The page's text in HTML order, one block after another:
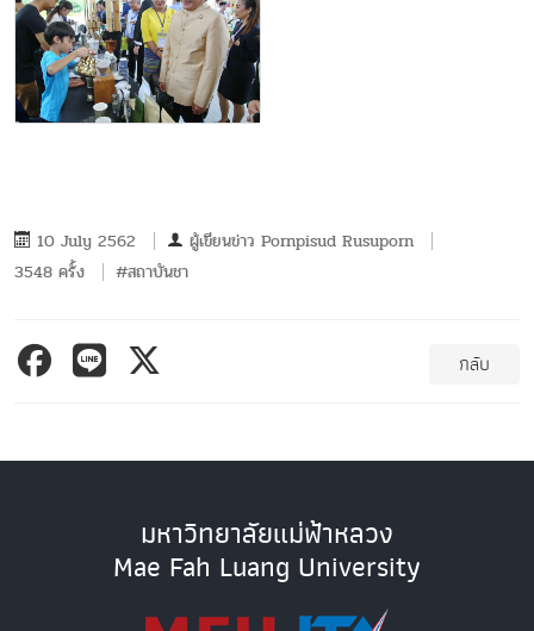
10 July 2562 ผู้เขียนข่าว Pornpisud Rusuporn
3548 ครั้ง
#สถาบันชา
กลับ
มหาวิทยาลัยแม่ฟ้าหลวง
Mae Fah Luang University